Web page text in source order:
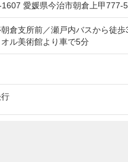
1607 愛媛県今治市朝倉上甲777-5
倉支所前／瀬戸内バスから徒歩
ル美術館より車で5分